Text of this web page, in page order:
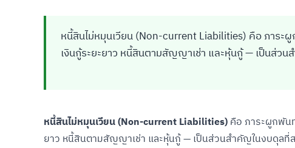
หนี้สินไม่หมุนเวียน (Non-current Liabilities) คือ ภาระผู
เงินกู้ระยะยาว หนี้สินตามสัญญาเช่า และหุ้นกู้ — เป็นส่ว
หนี้สินไม่หมุนเวียน (Non-current Liabilities)คือ ภาระผูกพัน
ยาว หนี้สินตามสัญญาเช่า และหุ้นกู้ — เป็นส่วนสำคัญในงบดุลที่